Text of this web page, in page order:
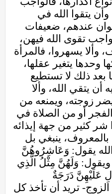
يتقوا الله في
عندهم، ضعيفات
تقوى الله فيهن،
وألا يسهروا، فالمرأة
وحدها يتغير عقلها،
بعد ذلك لا تستطيع
يتقي الله، وألا
زوجته، ويمنعه من
أو من الصلاة في
كثير من جهة إيذائه
ينبغي بل
يقول: وَعَاشِرُوهُنَّ
[الفاتحة:19]، ويقول: وَلَهُنَّ مِثْلُ الَّذِي
عَلَيْهِنَّ دَرَجَةٌ
-أيها الزوج- تريد أن تأخذ كل